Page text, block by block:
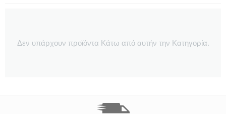
Δεν υπάρχουν προϊόντα Κάτω από αυτήν την Κατηγορία.